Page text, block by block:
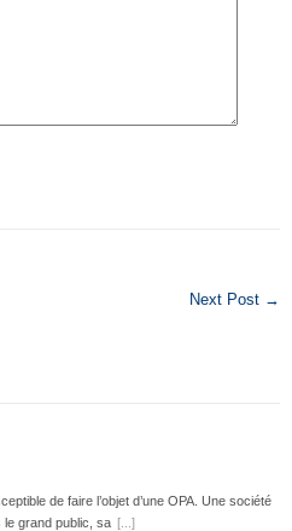
Next Post →
de faire l’objet d’une OPA. Une société
le grand public, sa [...]